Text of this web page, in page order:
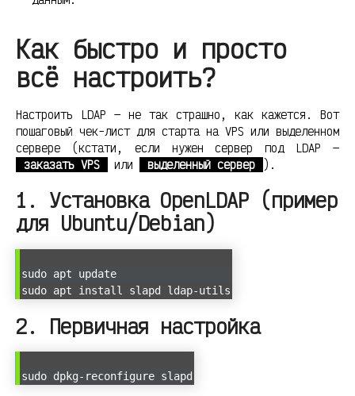
Как быстро и просто
всё настроить?
Настроить LDAP — не так страшно, как кажется. Вот
пошаговый чек-лист для старта на VPS или выделенном
сервере (кстати, если нужен сервер под LDAP —
заказать VPS
или выделенный сервер ).
1. Установка OpenLDAP (пример
для Ubuntu/Debian)
sudo apt update
sudo apt install slapd ldap-utils
2. Первичная настройка
sudo dpkg-reconfigure slapd